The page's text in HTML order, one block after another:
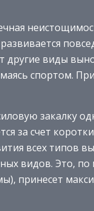
другие виды
спортом.
закалку
за счет
всех типов
видов. Это,
принесет